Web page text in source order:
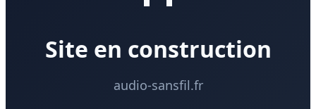
Site en construction
audio-sansfil.fr